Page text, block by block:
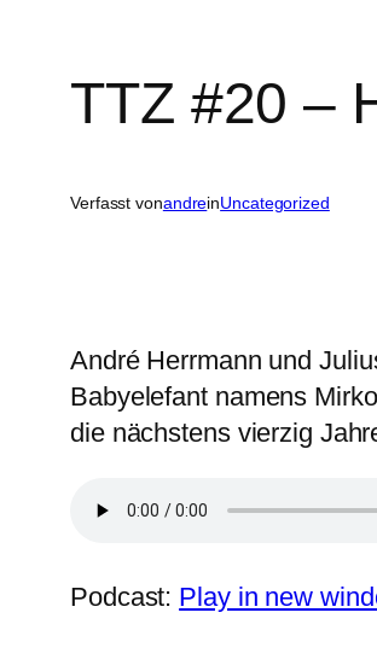
TTZ #20 –
Verfasst vonandreinUncategorized
André Herrmann und
Babyelefant namens
die nächstens vierzig
Podcast: Play in new